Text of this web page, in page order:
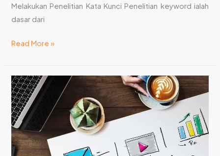
Melakukan Penelitian Kata Kunci Penelitian keyword ialah
dasar dari
Read More »
Langkah
Check
Kecepatan
Website
dengan
Mudah